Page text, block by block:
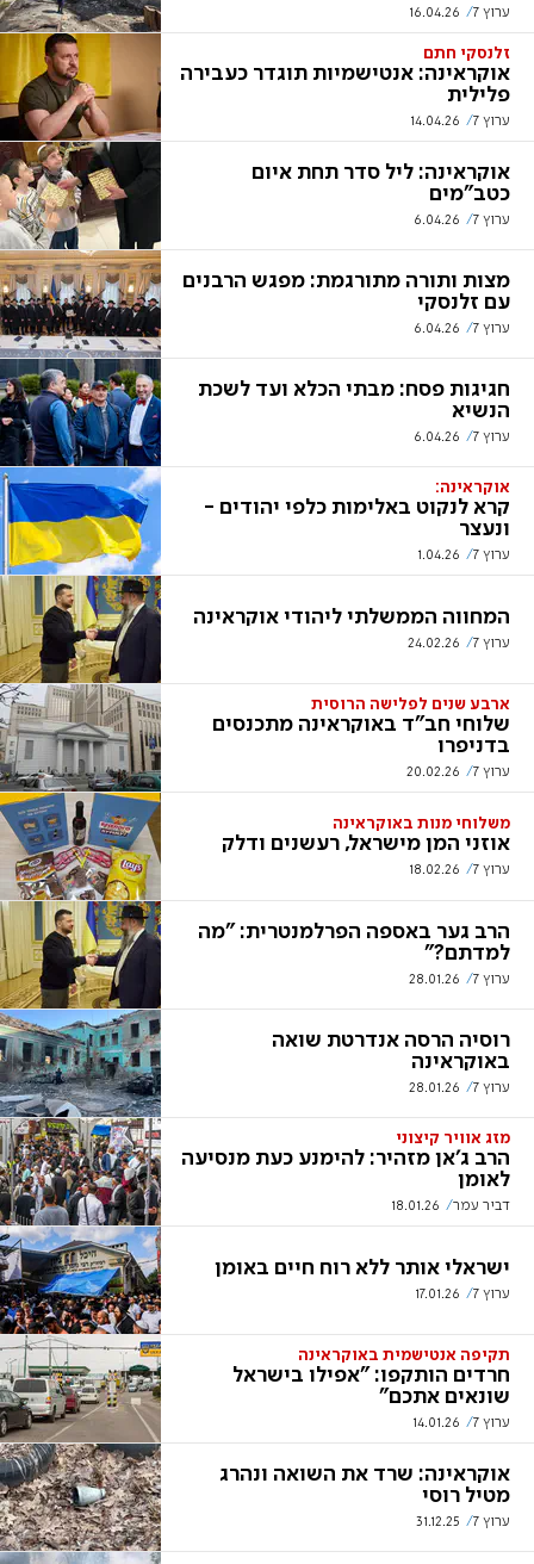
ערוץ 7 16.04.26
זלנסקי חתם
אוקראינה: אנטישמיות תוגדר כעבירה
פלילית
ערוץ 7 14.04.26
אוקראינה: ליל סדר תחת איום
כטב"מים
ערוץ 7 6.04.26
מצות ותורה מתורגמת: מפגש הרבנים
עם זלנסקי
ערוץ 7 6.04.26
חגיגות פסח: מבתי הכלא ועד לשכת
הנשיא
ערוץ 7 6.04.26
אוקראינה:
קרא לנקוט באלימות כלפי יהודים -
ונעצר
ערוץ 7 1.04.26
המחווה הממשלתי ליהודי אוקראינה
ערוץ 7 24.02.26
ארבע שנים לפלישה הרוסית
שלוחי חב"ד באוקראינה מתכנסים
בדניפרו
ערוץ 7 20.02.26
משלוחי מנות באוקראינה
אוזני המן מישראל, רעשנים ודלק
ערוץ 7 18.02.26
הרב גער באספה הפרלמנטרית: "מה
למדתם?"
ערוץ 7 28.01.26
רוסיה הרסה אנדרטת שואה
באוקראינה
ערוץ 7 28.01.26
מזג אוויר קיצוני
הרב ג'אן מזהיר: להימנע כעת מנסיעה
לאומן
דביר עמר 18.01.26
ישראלי אותר ללא רוח חיים באומן
ערוץ 7 17.01.26
תקיפה אנטישמית באוקראינה
חרדים הותקפו: "אפילו בישראל
שונאים אתכם"
ערוץ 7 14.01.26
אוקראינה: שרד את השואה ונהרג
מטיל רוסי
ערוץ 7 31.12.25